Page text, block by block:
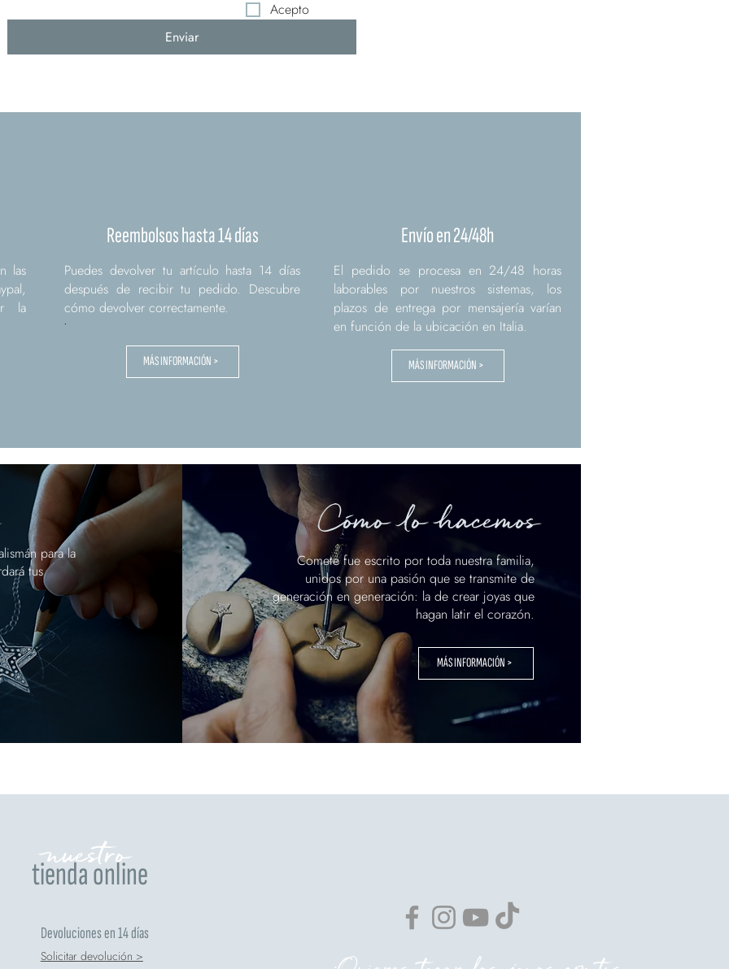
Acepto
Enviar
las
la
Reembolsos hasta 14 días
Puedes devolver tu artículo hasta 14 días
después de recibir tu pedido. Descubre
cómo devolver correctamente.
MÁS INFORMACIÓN >
Envío en 24/48h
El pedido se procesa en 24/48 horas
laborables por nuestros sistemas, los
plazos de entrega por mensajería varían
en función de la ubicación en Italia.
MÁS INFORMACIÓN >
para la
tus
Cómo lo hacemos
.
Comete fue escrito por toda nuestra familia,
unidos por una pasión que se transmite de
generación en generación: la de crear joyas que
hagan latir el corazón.
MÁS INFORMACIÓN >
nuestro
tienda online
Devoluciones en 14 días
Solicitar devolución >